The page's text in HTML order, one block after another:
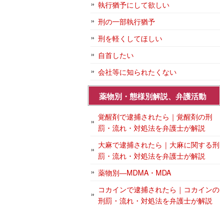
執行猶予にして欲しい
刑の一部執行猶予
刑を軽くしてほしい
自首したい
会社等に知られたくない
薬物別・態様別解説、弁護活動
覚醒剤で逮捕されたら｜覚醒剤の刑
罰・流れ・対処法を弁護士が解説
大麻で逮捕されたら｜大麻に関する刑
罰・流れ・対処法を弁護士が解説
薬物別―MDMA・MDA
コカインで逮捕されたら｜コカインの
刑罰・流れ・対処法を弁護士が解説